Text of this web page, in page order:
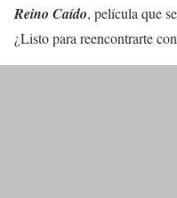
Reino Caído, película que
¿Listo para reencontrarte